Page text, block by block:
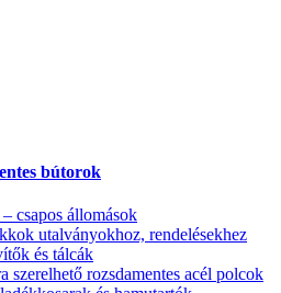
bútorok
csapos állomások
utalványokhoz, rendelésekhez
és tálcák
szerelhető rozsdamentes acél polcok